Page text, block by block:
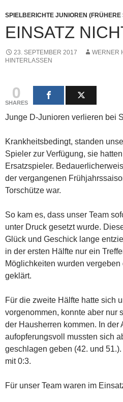
SPIELBERICHTE JUNIOREN (FRÜHERE
EINSATZ
23. SEPTEMBER 2017 WERNER
HINTERLASSEN
0
SHARES
Junge D-Junioren verlieren bei
Krankheitsbedingt, standen
Spieler zur Verfügung, sie
Ersatzspieler.
der vergangenen
Torschütze war.
So kam es, dass unser Team
unter Druck gesetzt wurde.
Glück und Geschick lange
in der ersten Hälfte nur ein
Möglichkeiten wurden vergeben
geklärt.
Für die zweite Hälfte hatte sich
vorgenommen, konnte aber nur
der Hausherren kommen. In der
aufopferungsvoll mussten sich
geschlagen geben (42. und
mit 0:3.
Für unser Team waren im